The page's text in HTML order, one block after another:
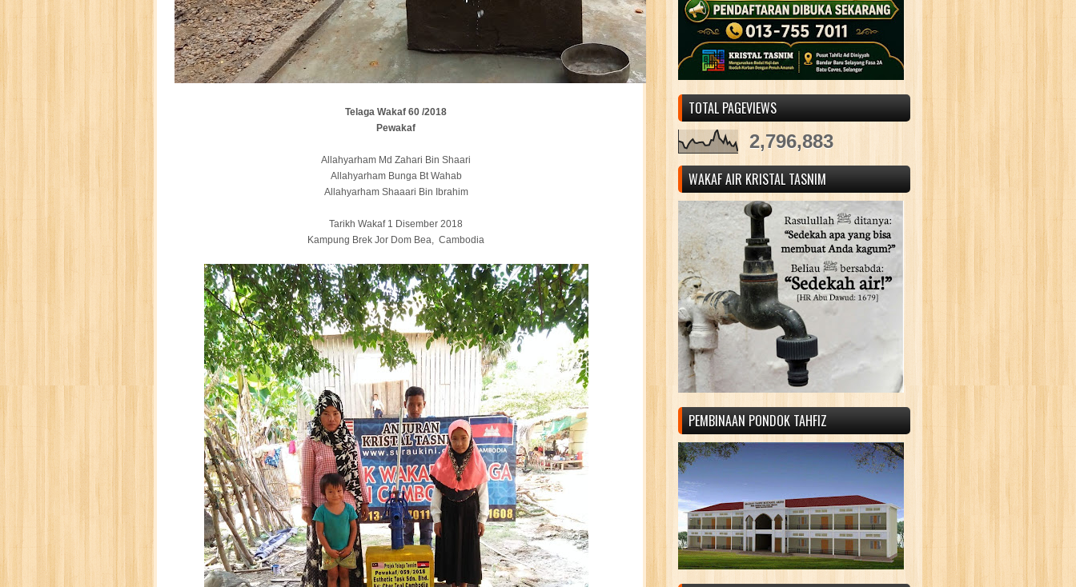
Telaga Wakaf 60 /2018
Pewakaf
Allahyarham Md Zahari Bin Shaari
Allahyarham Bunga Bt Wahab
Allahyarham Shaaari Bin Ibrahim
Tarikh Wakaf 1 Disember 2018
Kampung Brek Jor Dom Bea, Cambodia
TOTAL PAGEVIEWS
2,796,883
WAKAF AIR KRISTAL TASNIM
PEMBINAAN PONDOK TAHFIZ